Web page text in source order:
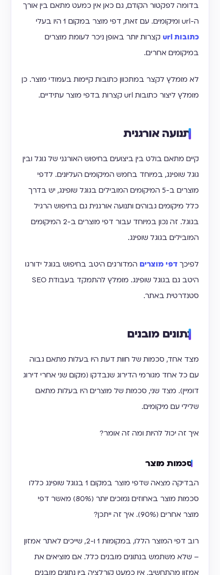
בדומה לפקטור הקודם, גם כאן אין כמעט מתאם בין אורך
כתובות url
קצרות יותר באופן ניכר לעומת מוצרים
במיקומים אחרים.
לא מומלץ לקצר במתכוון כתובות קיימות בעמודי מוצר. כן
מומלץ ליצור כתובות url קצרות בדפי מוצר עתידיים.
תנועה אורגנית
קיים מתאם בולט בין ביצועים בחיפוש האורגני של גוגל ובין
גוגל שופינג, במיוחד בחמש המיקומים העליונים. לדפי
מוצרים ב-5 המיקומים המובילים בגוגל שופינג, יש בדרך
כלל מיקומים גבוהים ותנועה אורגנית גם בחיפוש הרגיל
בגוגל. זה נכון במיוחד עבור דפי מוצרים ב-2 המיקומים
המובילים בגוגל שופינג.
דפי מוצריםהמדורגים היטב בחיפוש בגוגל ידורגו
היטב גם בגוגל שופינג. מומלץ להתמקד בעבודת SEO
סטנדרטית באתר.
נתונים מובנים
מצד אחד, סכמות של חוות דעת היו בעלות מתאם גבוה
עם כל אחד מגורמי הדירוג שנבדקו (מקום שני אחרי דירוג
דומיין). מצד שני, סכמות של מוצרים היו בעלות מתאם
שלילי עם מיקומים.
איך זה יכול להיות ומה זה אומר?
סכמות מוצר
הבדיקה מצאה שדפי מוצר במקום 1 בגוגל שופינג כללו
סכמות מוצר באחוזים נמוכים יותר (80%) מאשר דפי
מוצר אחרים (90%). איך זה ייתכן?
רוב דפי המוצר הללו, במקומות 1 ו-2, שייכים לאתר אמזון
– שלא משתמש בנתונים מובנים כלל. אם מוציאים את
אמזון מהתחשיב, אין כמעט קורלציה בין נתונים מובנים